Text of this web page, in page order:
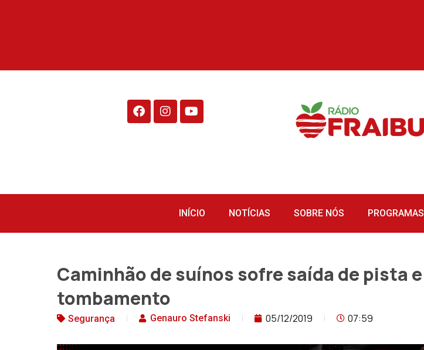
INÍCIO NOTÍCIAS SOBRE NÓS PROGRAMAS
Caminhão de suínos sofre saída de pista e
tombamento
Segurança Genauro Stefanski 05/12/2019 07:59